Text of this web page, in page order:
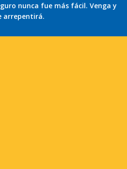
nunca fue más fácil. Venga y
arrepentirá.